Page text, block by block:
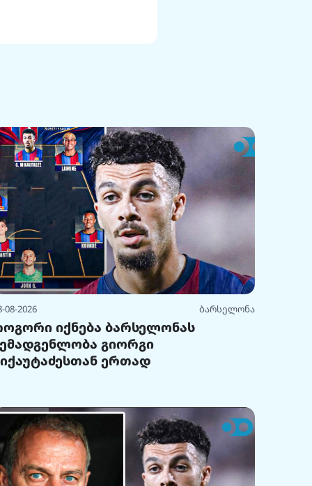
08-2026 ბარსელონა
იქნება ბარსელონას
გიორგი
ერთად